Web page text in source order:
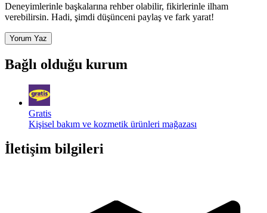
Deneyimlerinle başkalarına rehber olabilir, fikirlerinle ilham
verebilirsin. Hadi, şimdi düşünceni paylaş ve fark yarat!
Yorum Yaz
Bağlı olduğu kurum
Gratis
Kişisel bakım ve kozmetik ürünleri mağazası
İletişim bilgileri